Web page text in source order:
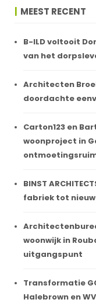
MEEST RECENT
B-ILD voltooit
van het
Architecten
doordachte
Carton123 en
woonproject in
BINST
fabriek tot
woonwijk in
uitgangspunt
Transformatie
Halebrown en